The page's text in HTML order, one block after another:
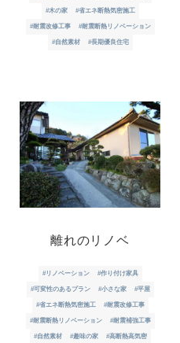
#木の家 #省エネ断熱気密施工
#耐震改修工事 #耐震断熱リノベーション
#自然素材 #長期優良住宅
離れのリノベ
#リノベーション #作り付け家具
#可変性のあるプラン #小さな家 #平屋
#省エネ断熱気密施工 #耐震改修工事
#耐震断熱リノベーション #耐震補強工事
#自然素材 #趣味の家 #高断熱高気密